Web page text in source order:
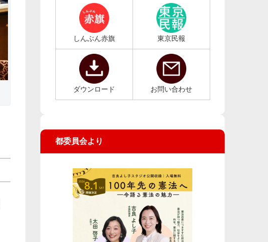
しんぶん赤旗 東京民報
ダウンロード お問い合わせ
都委員会より